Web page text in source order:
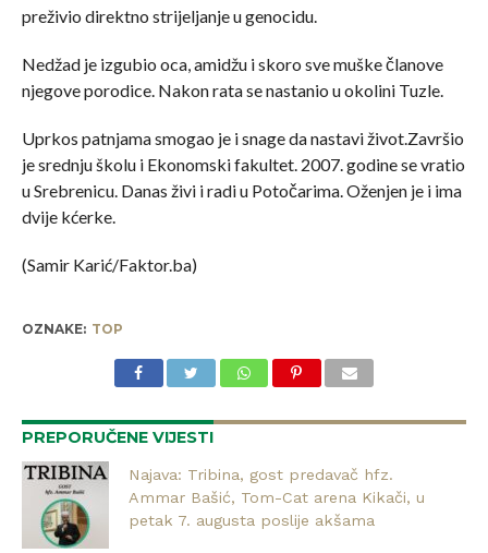
preživio direktno strijeljanje u genocidu.
Nedžad je izgubio oca, amidžu i skoro sve muške članove
njegove porodice. Nakon rata se nastanio u okolini Tuzle.
Uprkos patnjama smogao je i snage da nastavi život.Završio
je srednju školu i Ekonomski fakultet. 2007. godine se vratio
u Srebrenicu. Danas živi i radi u Potočarima. Oženjen je i ima
dvije kćerke.
(Samir Karić/Faktor.ba)
OZNAKE: TOP
PREPORUČENE VIJESTI
Najava: Tribina, gost predavač hfz.
Ammar Bašić, Tom-Cat arena Kikači, u
petak 7. augusta poslije akšama